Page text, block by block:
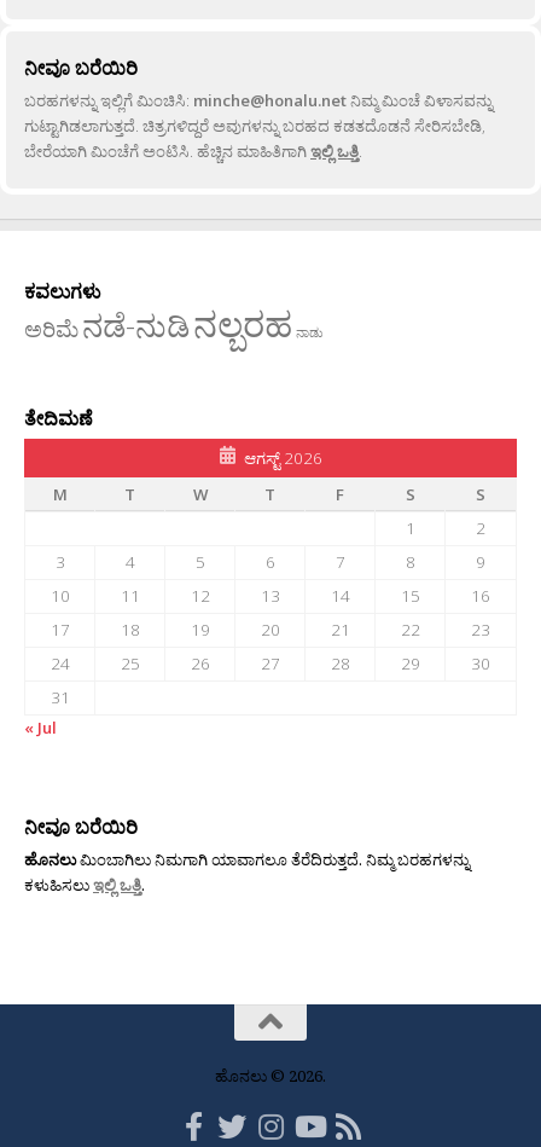
ನೀವೂ ಬರೆಯಿರಿ
ಬರಹಗಳನ್ನು ಇಲ್ಲಿಗೆ ಮಿಂಚಿಸಿ: minche@honalu.netನಿಮ್ಮ ಮಿಂಚೆ ವಿಳಾಸವನ್ನು
ಗುಟ್ಟಾಗಿಡಲಾಗುತ್ತದೆ. ಚಿತ್ರಗಳಿದ್ದರೆ ಅವುಗಳನ್ನು ಬರಹದ ಕಡತದೊಡನೆ ಸೇರಿಸಬೇಡಿ,
ಬೇರೆಯಾಗಿ ಮಿಂಚೆಗೆ ಅಂಟಿಸಿ. ಹೆಚ್ಚಿನ ಮಾಹಿತಿಗಾಗಿಇಲ್ಲಿ ಒತ್ತಿ.
ಕವಲುಗಳು
ಅರಿಮೆನಡೆ-ನುಡಿನಲ್ಬರಹ ನಾಡು
ತೇದಿಮಣೆ
ಆಗಸ್ಟ್ 2026
M
T W T F S
S
1
2
3
4 5 6 7 8
9
10
11 12 13 14 15
16
17
18 19 20 21 22
23
24
25 26 27 28 29
30
31
« Jul
ನೀವೂ ಬರೆಯಿರಿ
ಹೊನಲುಮಿಂಬಾಗಿಲು ನಿಮಗಾಗಿ ಯಾವಾಗಲೂ ತೆರೆದಿರುತ್ತದೆ. ನಿಮ್ಮ ಬರಹಗಳನ್ನು
ಕಳುಹಿಸಲುಇಲ್ಲಿ ಒತ್ತಿ.
ಹೊನಲು © 2026.